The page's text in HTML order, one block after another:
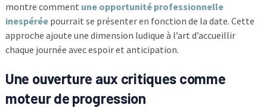
montre comment une opportunité professionnelle
inespéréepourrait se présenter en fonction de la date. Cette
approche ajoute une dimension ludique à l’art d’accueillir
chaque journée avec espoir et anticipation.
Une ouverture aux critiques comme
moteur de progression